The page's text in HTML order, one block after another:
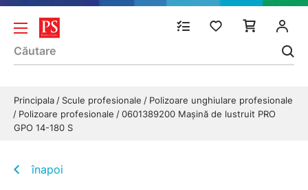
Principala Scule profesionale
Polizoare unghiulare profesionale
Polizoare profesionale
0601389200 Maşină de lustruit PRO
GPO 14-180 S
înapoi